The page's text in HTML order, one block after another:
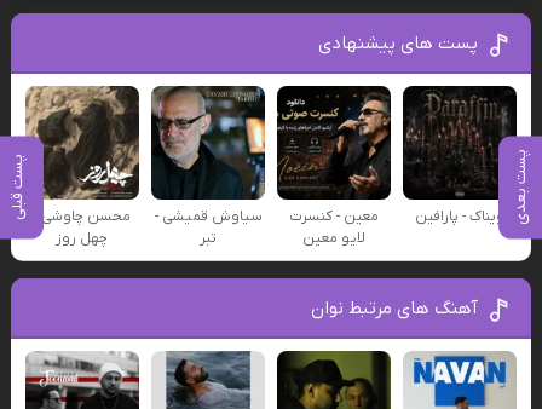
پست بعدی پست قبلی
پست های پیشنهادی
ویناک - پارافین
معین - کنسرت
لایو معین
سیاوش قمیشی -
تبر
محسن چاوشی -
چهل روز
آهنگ های مرتبط نوان